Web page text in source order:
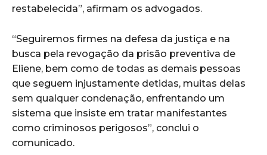
restabelecida”, afirmam os advogados.
“Seguiremos firmes na defesa da justiça e na
busca pela revogação da prisão preventiva de
Eliene, bem como de todas as demais pessoas
que seguem injustamente detidas, muitas delas
sem qualquer condenação, enfrentando um
sistema que insiste em tratar manifestantes
como criminosos perigosos”, conclui o
comunicado.